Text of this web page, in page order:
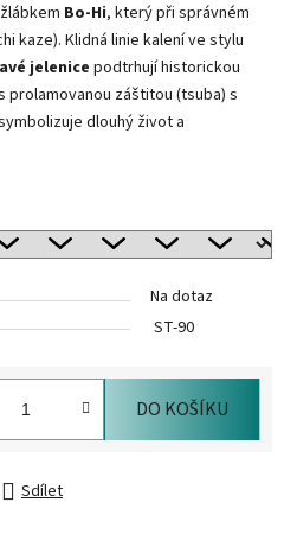
Bo-Hi, který při správném
kaze). Klidná linie kalení ve stylu
jelenicepodtrhují historickou
prolamovanou záštitou (tsuba) s
dlouhý život a
Na dotaz
ST-90
DO KOŠÍKU
Sdílet